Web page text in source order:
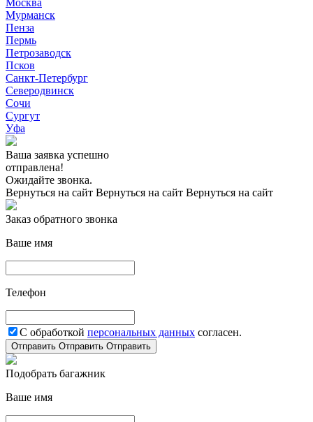
Москва
Мурманск
Пенза
Пермь
Петрозаводск
Псков
Санкт-Петербург
Северодвинск
Сочи
Сургут
Уфа
Ваша заявка успешно
отправлена!
Ожидайте звонка.
Вернуться на сайт Вернуться на сайт Вернуться на сайт
Заказ обратного звонка
Ваше имя
Телефон
С обработкой персональных данных согласен.
Отправить Отправить Отправить
Подобрать багажник
Ваше имя